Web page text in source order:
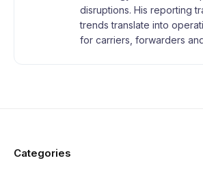
disruptions. His reporting
trends translate into
for carriers, forwarders
Categories